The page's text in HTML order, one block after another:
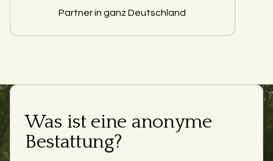
Partner in ganz Deutschland
Was ist eine anonyme
Bestattung?